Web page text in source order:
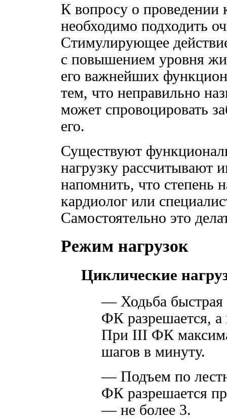
К вопросу о проведении
необходимо подходить
Стимулирующее
с повышением уровня
его важнейших
тем, что неправильно
может спровоцировать
его.
Существуют
нагрузку рассчитывают
напомнить, что степень
кардиолог или
Самостоятельно это
Режим нагрузок
Циклические
— Ходьба
ФК разрешается,
При III ФК
шагов в минуту.
— Подъем по
ФК разрешается
— не более 3.